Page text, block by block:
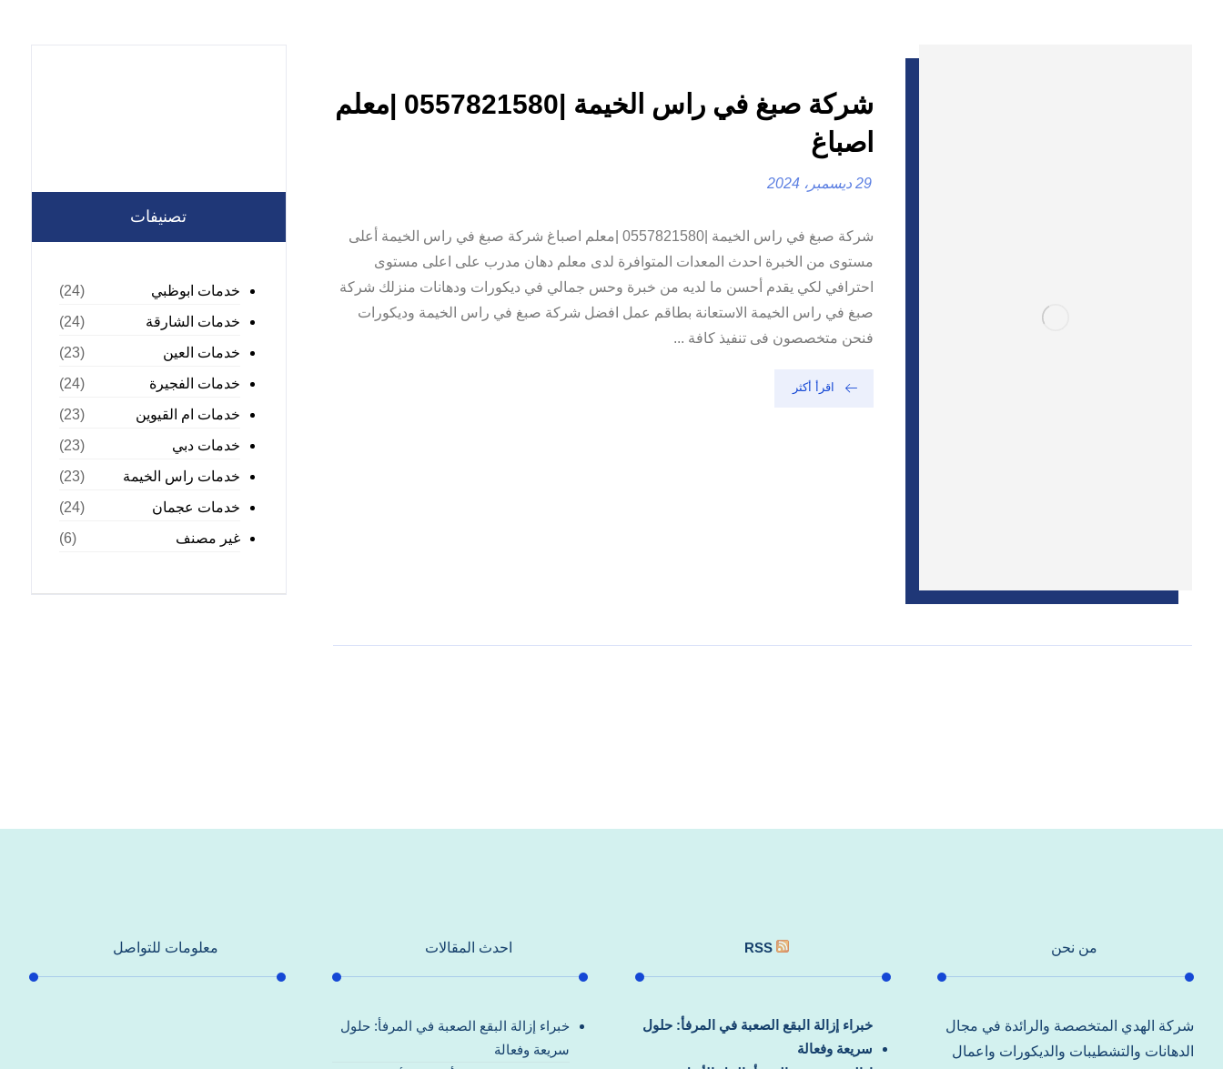
شركة صبغ في راس الخيمة |0557821580 |معلم
اصباغ
29 ديسمبر، 2024
شركة صبغ في راس الخيمة |0557821580 |معلم اصباغ شركة صبغ في راس الخيمة أعلى
مستوى من الخبرة احدث المعدات المتوافرة لدى معلم دهان مدرب على اعلى مستوى
احترافي لكي يقدم أحسن ما لديه من خبرة وحس جمالي في ديكورات ودهانات منزلك شركة
صبغ في راس الخيمة الاستعانة بطاقم عمل افضل شركة صبغ في راس الخيمة وديكورات
فنحن متخصصون فى تنفيذ كافة ...
اقرأ أكثر
تصنيفات
خدمات ابوظبي
(24)
خدمات الشارقة
(24)
خدمات العين
(23)
خدمات الفجيرة
(24)
خدمات ام القيوين
(23)
خدمات دبي
(23)
خدمات راس الخيمة
(23)
خدمات عجمان
(24)
غير مصنف
(6)
من نحن
شركة الهدي المتخصصة والرائدة في مجال
الدهانات والتشطيبات والديكورات واعمال
RSS
خبراء إزالة البقع الصعبة في المرفأ: حلول
سريعة وفعالة
احدث المقالات
خبراء إزالة البقع الصعبة في المرفأ: حلول
سريعة وفعالة
معلومات للتواصل